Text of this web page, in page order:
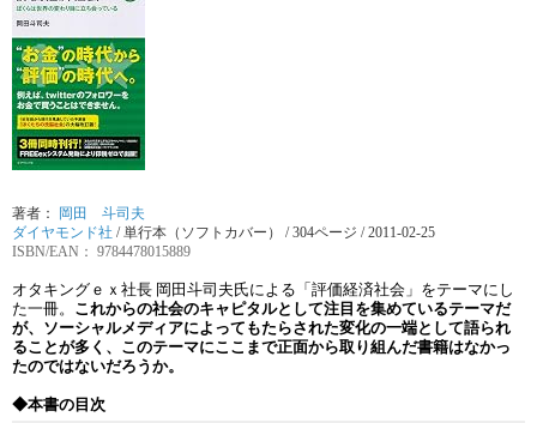
著者：
岡田 斗司夫
ダイヤモンド社 /単行本（ソフトカバー）
/ 304ページ / 2011-02-25
ISBN/EAN： 9784478015889
オタキングｅｘ社長 岡田斗司夫氏による「評価経済社会」をテーマにし
た一冊。 これからの社会のキャピタルとして注目を集めているテーマだ
が、ソーシャルメディアによってもたらされた変化の一端として語られ
ることが多く、このテーマにここまで正面から取り組んだ書籍はなかっ
たのではないだろうか。
◆本書の目次